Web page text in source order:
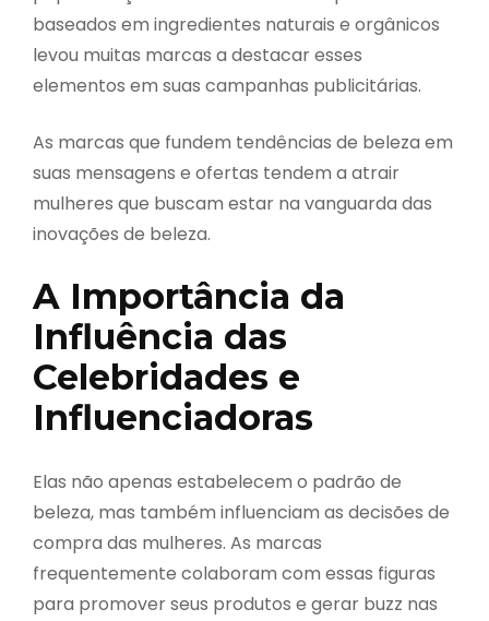
baseados em ingredientes naturais e orgânicos
levou muitas marcas a destacar esses
elementos em suas campanhas publicitárias.
As marcas que fundem tendências de beleza em
suas mensagens e ofertas tendem a atrair
mulheres que buscam estar na vanguarda das
inovações de beleza.
A Importância da
Influência das
Celebridades e
Influenciadoras
Elas não apenas estabelecem o padrão de
beleza, mas também influenciam as decisões de
compra das mulheres. As marcas
frequentemente colaboram com essas figuras
para promover seus produtos e gerar buzz nas